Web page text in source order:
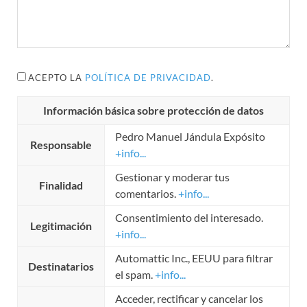
ACEPTO LA POLÍTICA DE PRIVACIDAD.
Información básica sobre protección de datos
Responsable
Pedro Manuel Jándula Expósito
+info...
Finalidad
Gestionar y moderar tus
comentarios.+info...
Legitimación
Consentimiento del interesado.
+info...
Destinatarios
Automattic Inc., EEUU para filtrar
el spam.+info...
Acceder, rectificar y cancelar los